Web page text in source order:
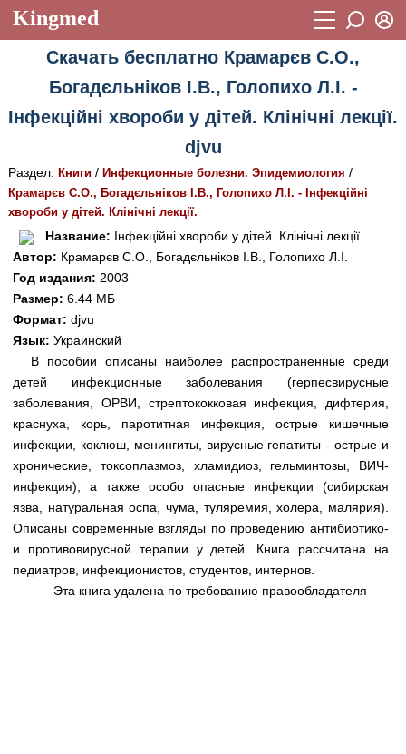
Kingmed
Учебный материал
Видеогалерея 899
Истории болезней 1268
Лекции и презентации 2474
Аккредитационные тесты (6)
Методические рекомендации
Научно-популярное
Статьи
Новости (244)
Медицинская стандартизация
Нормативы экстренной и неотложной помощи
Нормы лабораторных и инструментальных
исследований
Обратная связь
Добавить материал
FAQ
Пароль
Восстановить пароль
Регистрация
Вход
Скачать бесплатно Крамарєв С.О.,
Богадєльніков І.В., Голопихо Л.І. -
Інфекційні хвороби у дітей. Клінічні лекції.
djvu
Раздел: Книги/ Инфекционные болезни. Эпидемиология /
Крамарєв С.О., Богадєльніков І.В., Голопихо Л.І. - Інфекційні
хвороби у дітей. Клінічні лекції.
Название: Інфекційні хвороби у дітей. Клінічні лекції.
Автор: Крамарєв С.О., Богадєльніков І.В., Голопихо Л.І.
Год издания: 2003
Размер: 6.44 МБ
Формат: djvu
Язык: Украинский
В пособии описаны наиболее распространенные среди
детей инфекционные заболевания (герпесвирусные
заболевания, ОРВИ, стрептококковая инфекция, дифтерия,
краснуха, корь, паротитная инфекция, острые кишечные
инфекции, коклюш, менингиты, вирусные гепатиты - острые и
хронические, токсоплазмоз, хламидиоз, гельминтозы, ВИЧ-
инфекция), а также особо опасные инфекции (сибирская
язва, натуральная оспа, чума, туляремия, холера, малярия).
Описаны современные взгляды по проведению антибиотико-
и противовирусной терапии у детей. Книга рассчитана на
педиатров, инфекционистов, студентов, интернов.
Эта книга удалена по требованию правообладателя